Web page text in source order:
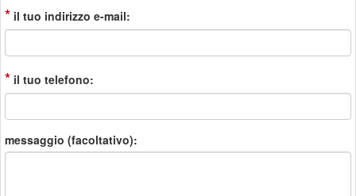
* il tuo indirizzo e-mail:
* il tuo telefono:
messaggio (facoltativo):